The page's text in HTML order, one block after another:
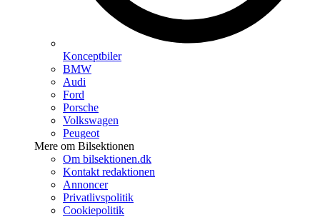
Konceptbiler
BMW
Audi
Ford
Porsche
Volkswagen
Peugeot
Mere om Bilsektionen
Om bilsektionen.dk
Kontakt redaktionen
Annoncer
Privatlivspolitik
Cookiepolitik